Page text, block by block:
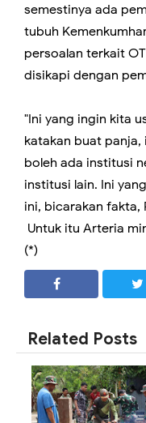
semestinya ada
tubuh
persoalan terkait
disikapi dengan
"Ini yang ingin kita
katakan buat panja,
boleh ada institusi
institusi lain. Ini
ini, bicarakan fakta,
Untuk itu Arteria
(*)
Related Posts